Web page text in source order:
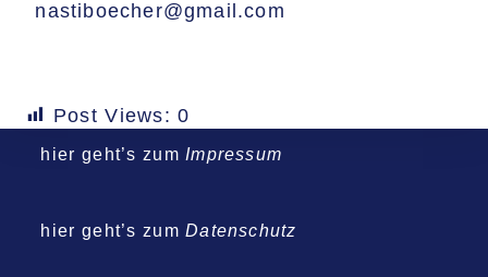
nastiboecher@gmail.com
Post Views: 0
hier geht’s zum Impressum
hier geht’s zumDatenschutz